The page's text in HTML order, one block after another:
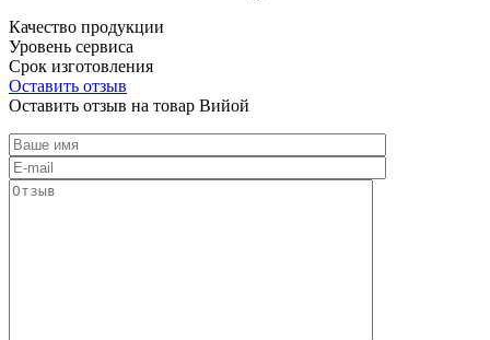
Качество продукции
Уровень сервиса
Срок изготовления
Оставить отзыв
Оставить отзыв на товар Вийой